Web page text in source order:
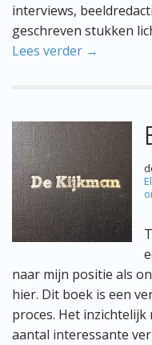
interviews,
geschreven stukken
Lees verder →
naar mijn positie als
hier. Dit boek is een
proces. Het inzichtelijk
aantal interessante